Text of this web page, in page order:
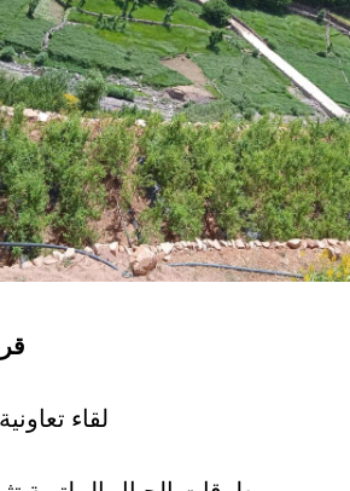
:لقاء